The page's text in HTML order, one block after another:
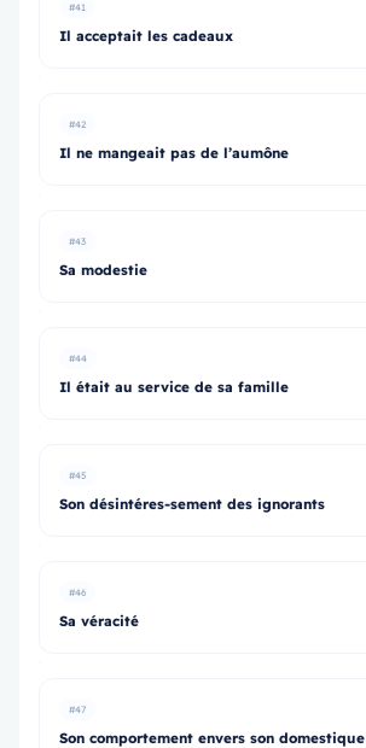
#41
Il acceptait les cadeaux
#42
Il ne mangeait pas de l’aumône
#43
Sa modestie
#44
Il était au service de sa famille
#45
Son désintéres-sement des ignorants
#46
Sa véracité
#47
Son comportement envers son domestique